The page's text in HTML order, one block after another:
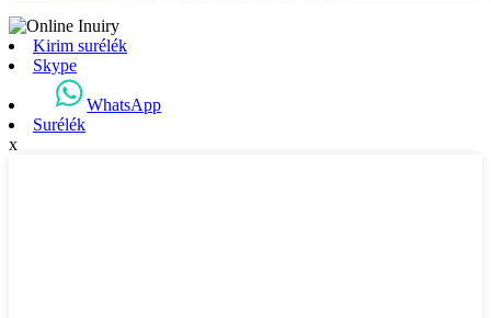
Kirim surélék
Skype
WhatsApp
Surélék
x